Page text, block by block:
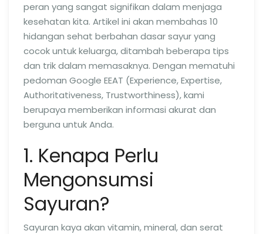
peran yang sangat signifikan dalam menjaga
kesehatan kita. Artikel ini akan membahas 10
hidangan sehat berbahan dasar sayur yang
cocok untuk keluarga, ditambah beberapa tips
dan trik dalam memasaknya. Dengan mematuhi
pedoman Google EEAT (Experience, Expertise,
Authoritativeness, Trustworthiness), kami
berupaya memberikan informasi akurat dan
berguna untuk Anda.
1. Kenapa Perlu
Mengonsumsi
Sayuran?
Sayuran kaya akan vitamin, mineral, dan serat